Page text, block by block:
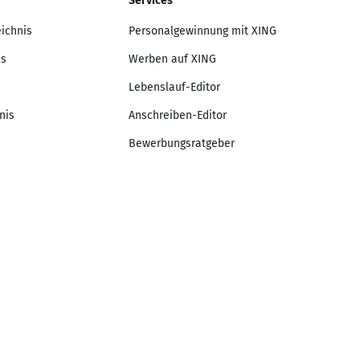
Personalgewinnung mit XING
Werben auf XING
Lebenslauf-Editor
Anschreiben-Editor
Bewerbungsratgeber